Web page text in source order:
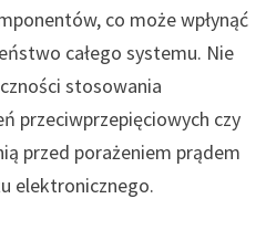
co może wpłynąć
całego systemu. Nie
stosowania
przeciwprzepięciowych czy
przed porażeniem prądem
elektronicznego.